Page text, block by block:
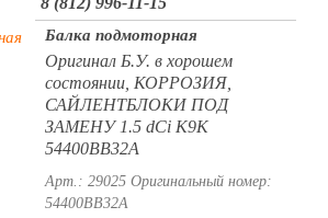
Балка подмоторная
Оригинал Б.У. в хорошем
состоянии, КОРРОЗИЯ,
САЙЛЕНТБЛОКИ ПОД
ЗАМЕНУ 1.5 dCi K9K
54400BB32A
Арт.: 29025 Оригинальный номер:
54400BB32A